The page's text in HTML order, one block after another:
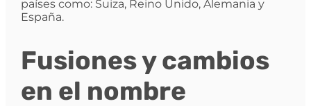
países como: Suiza, Reino Unido, Alemania y
España.
Fusiones y cambios
en el nombre